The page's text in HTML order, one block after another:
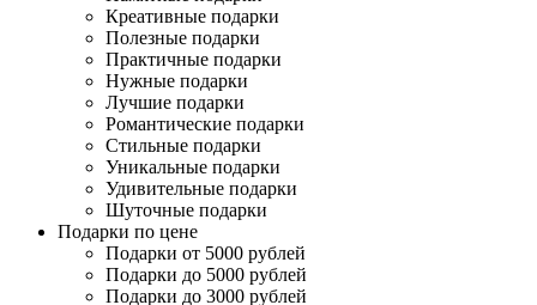
Креативные подарки
Полезные подарки
Практичные подарки
Нужные подарки
Лучшие подарки
Романтические подарки
Стильные подарки
Уникальные подарки
Удивительные подарки
Шуточные подарки
Подарки по цене
Подарки от 5000 рублей
Подарки до 5000 рублей
Подарки до 3000 рублей